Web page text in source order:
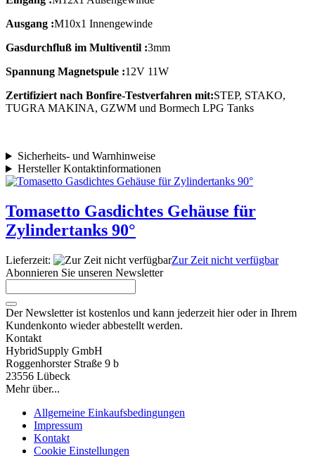
Ausgang :M10x1 Innengewinde
Gasdurchfluß im Multiventil :3mm
Spannung Magnetspule :12V 11W
Zertifiziert nach Bonfire-Testverfahren mit:STEP, STAKO,
TUGRA MAKINA, GZWM und Bormech LPG Tanks
Sicherheits- und Warnhinweise
Hersteller Kontaktinformationen
Tomasetto Gasdichtes Gehäuse für
Zylindertanks 90°
Lieferzeit:
Zur Zeit nicht verfügbar
Abonnieren Sie unseren Newsletter
Der Newsletter ist kostenlos und kann jederzeit hier oder in Ihrem
Kundenkonto wieder abbestellt werden.
Kontakt
HybridSupply GmbH
Roggenhorster Straße 9 b
23556 Lübeck
Mehr über...
Allgemeine Einkaufsbedingungen
Impressum
Kontakt
Cookie Einstellungen